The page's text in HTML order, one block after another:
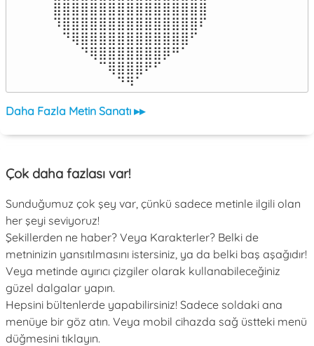
⣿⣿⣿⣿⣿⣿⣿⣿⣿⣿⣿⣿⣿⣿⣿⣿⣿
⠹⣿⣿⣿⣿⣿⣿⣿⣿⣿⣿⣿⣿⣿⣿⣿⠏
⠀⠙⢿⣿⣿⣿⣿⣿⣿⣿⣿⣿⣿⣿⣿⠋⠀
⠀⠀⠀⠙⢿⣿⣿⣿⣿⣿⣿⣿⡿⠛⠁⠀⠀
⠀⠀⠀⠀⠀⠉⢿⣿⣿⣿⠟⠋⠀⠀⠀⠀⠀
⠀⠀⠀⠀⠀⠀⠀⠙⠻⠁⠀⠀⠀⠀⠀⠀⠀⠀⠀⠀⠀⠀⠀
Daha Fazla Metin Sanatı ▸▸
Çok daha fazlası var!
Sunduğumuz çok şey var, çünkü sadece metinle ilgili olan
her şeyi seviyoruz!
Şekillerden ne haber? Veya Karakterler? Belki de
metninizin yansıtılmasını istersiniz, ya da belki baş aşağıdır!
Veya metinde ayırıcı çizgiler olarak kullanabileceğiniz
güzel dalgalar yapın.
Hepsini bültenlerde yapabilirsiniz! Sadece soldaki ana
menüye bir göz atın. Veya mobil cihazda sağ üstteki menü
düğmesini tıklayın.